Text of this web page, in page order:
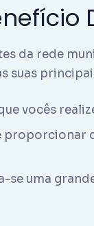
da rede
suas
vocês
se uma